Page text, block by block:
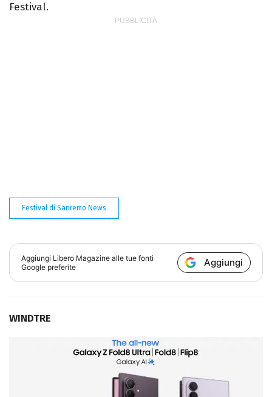
Festival.
Festival di Sanremo News
Aggiungi Libero Magazine alle tue fonti
Google preferite
Aggiungi
WINDTRE